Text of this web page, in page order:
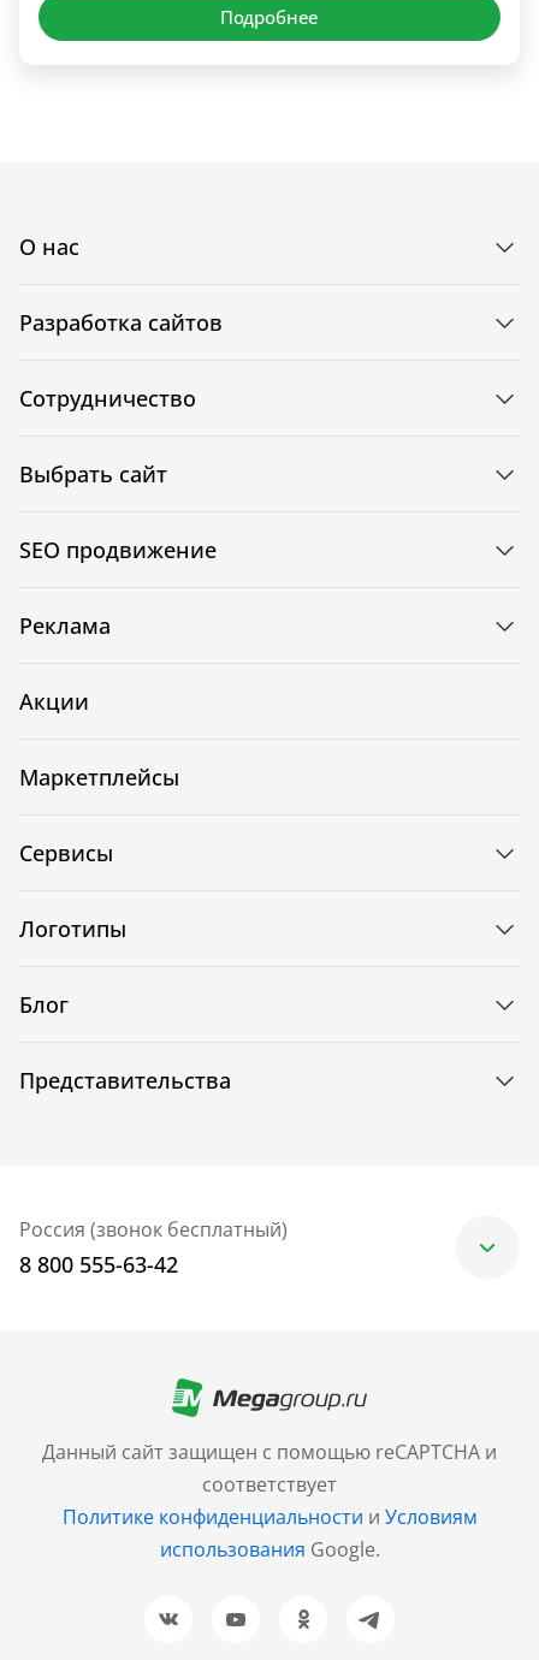
Подробнее
Данный сайт защищен с помощью reCAPTCHA и
соответствует
Политике конфиденциальности и Условиям
использования Google.
О нас
Разработка сайтов
Сотрудничество
Выбрать сайт
SEO продвижение
Реклама
Акции
Маркетплейсы
Сервисы
Логотипы
Блог
Представительства
Россия (звонок бесплатный)
8 800 555-63-42
+7 (499) 705-30-10
Санкт-Петербург
+7 (812) 600-77-33
Барнаул
+7 (961) 999-93-93
Новосибирск